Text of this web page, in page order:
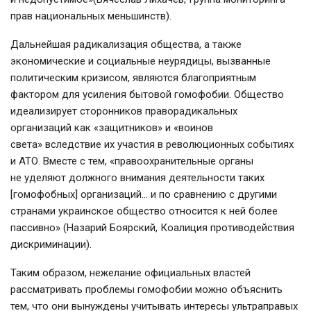
прав национальных меньшинств).
Дальнейшая радикализация общества, а также
экономические и социальные неурядицы, вызванные
политическим кризисом, являются благоприятным
фактором для усиления бытовой гомофобии. Общество
идеализирует сторонников праворадикальных
организаций как «защитников» и «воинов
света» вследствие их участия в революционных событиях
и АТО. Вместе с тем, «правоохранительные органы
не уделяют должного внимания деятельности таких
[гомофобных] организаций… и по сравнению с другими
странами украинское общество относится к ней более
пассивно» (Назарий Боярский, Коалиция противодействия
дискриминации).
Таким образом, нежелание официальных властей
рассматривать проблемы гомофобии можно объяснить
тем, что они вынуждены учитывать интересы ультраправых